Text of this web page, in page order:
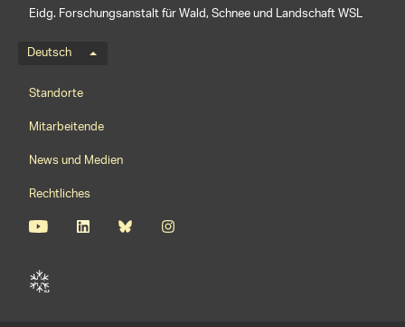
Eidg. Forschungsanstalt für Wald, Schnee und Landschaft WSL
Sprachmenü
Deutsch
Footernavigation
Standorte
Mitarbeitende
News und Medien
Rechtliches